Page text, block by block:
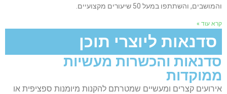
והמושבים, והשתתפו במעל 50 שיעורים מקצועיים.
קרא עוד »
סדנאות ליוצרי תוכן
סדנאות והכשרות מעשיות
ממוקדות
אירועים קצרים ומעשיים שמטרתם להקנות מיומנות ספציפית או